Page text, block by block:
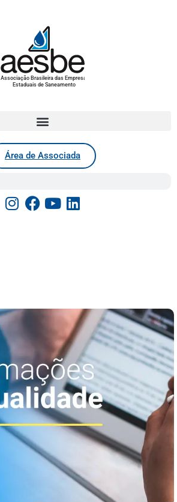
Associação Brasileira das Empresas
Estaduais de Saneamento
Área de Associada